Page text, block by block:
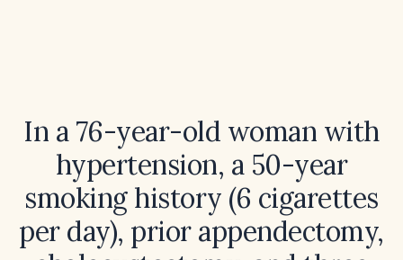
In a 76-year-old woman with
hypertension, a 50-year
smoking history (6 cigarettes
per day), prior appendectomy,